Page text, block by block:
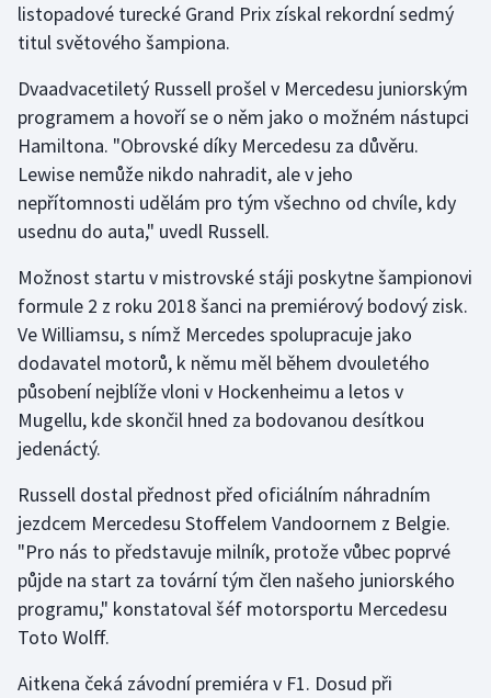
Házená
Jezdectví
Judo
Krasobruslení
Lyže a snowboard
Moderní pětiboj
Motorsport
Olympijské hry
Parasport
Plavání
Plážový volejbal
listopadové turecké Grand Prix získal rekordní sedmý
titul světového šampiona.
Dvaadvacetiletý Russell prošel v Mercedesu juniorským
programem a hovoří se o něm jako o možném nástupci
Hamiltona. "Obrovské díky Mercedesu za důvěru.
Lewise nemůže nikdo nahradit, ale v jeho
nepřítomnosti udělám pro tým všechno od chvíle, kdy
usednu do auta," uvedl Russell.
Možnost startu v mistrovské stáji poskytne šampionovi
formule 2 z roku 2018 šanci na premiérový bodový zisk.
Ve Williamsu, s nímž Mercedes spolupracuje jako
dodavatel motorů, k němu měl během dvouletého
působení nejblíže vloni v Hockenheimu a letos v
Mugellu, kde skončil hned za bodovanou desítkou
jedenáctý.
Russell dostal přednost před oficiálním náhradním
jezdcem Mercedesu Stoffelem Vandoornem z Belgie.
"Pro nás to představuje milník, protože vůbec poprvé
půjde na start za tovární tým člen našeho juniorského
programu," konstatoval šéf motorsportu Mercedesu
Toto Wolff.
Aitkena čeká závodní premiéra v F1. Dosud při